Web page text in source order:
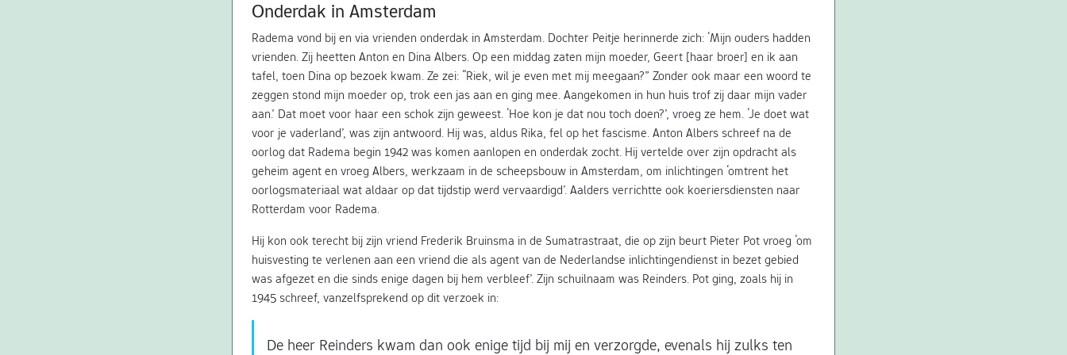
Onderdak in Amsterdam
Radema vond bij en via vrienden onderdak in Amsterdam. Dochter Peitje herinnerde zich: ‘Mijn ouders hadden
vrienden. Zij heetten Anton en Dina Albers. Op een middag zaten mijn moeder, Geert [haar broer] en ik aan
tafel, toen Dina op bezoek kwam. Ze zei: “Riek, wil je even met mij meegaan?” Zonder ook maar een woord te
zeggen stond mijn moeder op, trok een jas aan en ging mee. Aangekomen in hun huis trof zij daar mijn vader
aan.’ Dat moet voor haar een schok zijn geweest. ‘Hoe kon je dat nou toch doen?’, vroeg ze hem. ‘Je doet wat
voor je vaderland’, was zijn antwoord. Hij was, aldus Rika, fel op het fascisme. Anton Albers schreef na de
oorlog dat Radema begin 1942 was komen aanlopen en onderdak zocht. Hij vertelde over zijn opdracht als
geheim agent en vroeg Albers, werkzaam in de scheepsbouw in Amsterdam, om inlichtingen ‘omtrent het
oorlogsmateriaal wat aldaar op dat tijdstip werd vervaardigd’. Aalders verrichtte ook koeriersdiensten naar
Rotterdam voor Radema.
Hij kon ook terecht bij zijn vriend Frederik Bruinsma in de Sumatrastraat, die op zijn beurt Pieter Pot vroeg ‘om
huisvesting te verlenen aan een vriend die als agent van de Nederlandse inlichtingendienst in bezet gebied
was afgezet en die sinds enige dagen bij hem verbleef’. Zijn schuilnaam was Reinders. Pot ging, zoals hij in
1945 schreef, vanzelfsprekend op dit verzoek in:
De heer Reinders kwam dan ook enige tijd bij mij en verzorgde, evenals hij zulks ten